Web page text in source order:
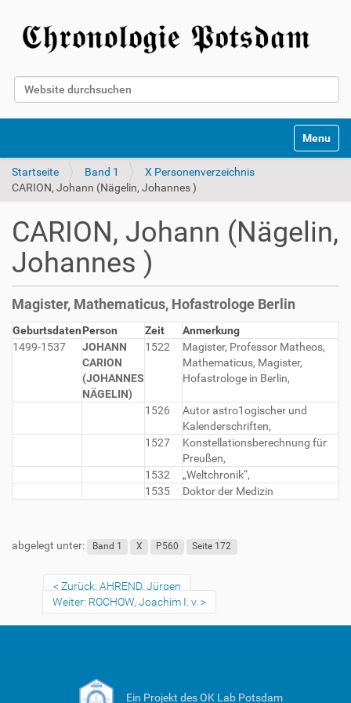
Website durchsuchen
Toggle
Startseite Band 1
X Personenverzeichnis
CARION, Johann (Nägelin, Johannes )
CARION, Johann (Nägelin,
Johannes )
Magister, Mathematicus, Hofastrologe Berlin
GeburtsdatenPerson Zeit
Anmerkung
1499-1537
JOHANN
CARION
(JOHANNES
NÄGELIN)
1522
Magister, Professor Matheos,
Mathematicus, Magister,
Hofastrologe in Berlin,
1526
Autor astro1ogischer und
Kalenderschriften,
1527
Konstellationsberechnung für
Preußen,
1532
„Weltchronik“,
1535
Doktor der Medizin
abgelegt unter: Band 1 X P560 Seite 172
Zurück: AHREND, Jürgen
Weiter: ROCHOW, Joachim I. v.
Ein Projekt des OK Lab Potsdam